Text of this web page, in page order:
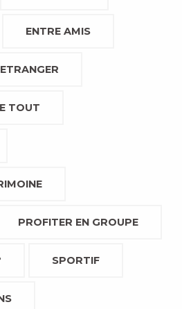
ENTRE AMIS
ETRANGER
TOUT
PROFITER EN GROUPE
SPORTIF